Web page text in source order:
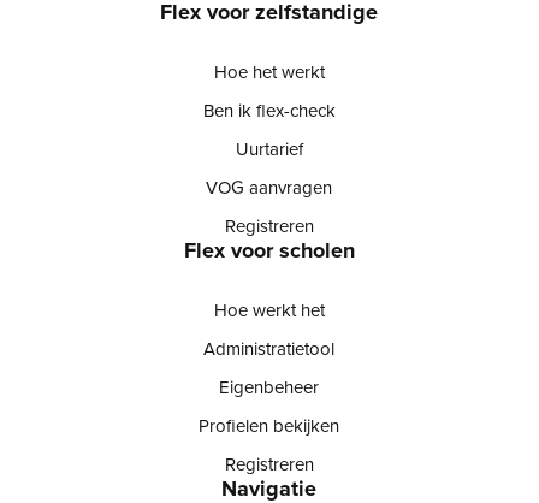
Flex voor zelfstandige
Hoe het werkt
Ben ik flex-check
Uurtarief
VOG aanvragen
Registreren
Flex voor scholen
Hoe werkt het
Administratietool
Eigenbeheer
Profielen bekijken
Registreren
Navigatie